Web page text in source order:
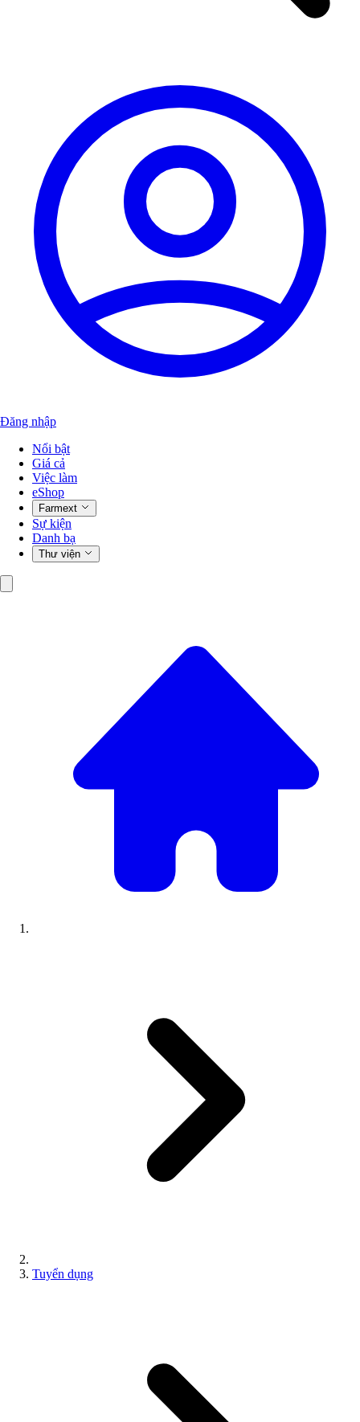
Đăng nhập
Nổi bật
Giá cả
Việc làm
eShop
Farmext
Sự kiện
Danh bạ
Thư viện
Tuyển dụng